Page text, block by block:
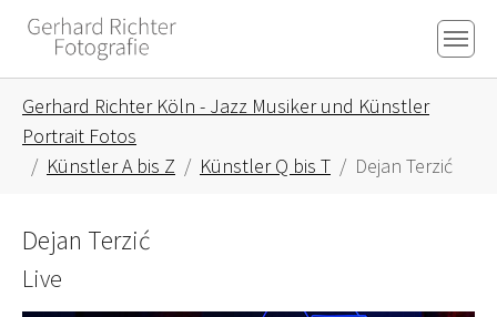
Skip to main content
Skip to page footer
Gerhard Richter Köln - Jazz Musiker und Künstler
Portrait Fotos
Künstler A bis Z
Künstler Q bis T Dejan Terzić
Dejan Terzić
Live